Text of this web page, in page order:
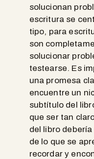
solucionan
escritura se
tipo, para
son
solucionar
testearse. Es
una promesa
encuentre un
subtítulo del
que ser tan
del libro
de lo que se
recordar y